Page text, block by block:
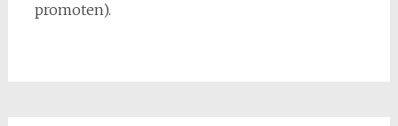
promoten).